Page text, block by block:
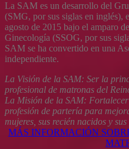
La SAM es un desarrollo del
(SMG, por sus siglas en inglés),
agosto de 2015 bajo el amparo
Ginecología (SSOG, por sus
SAM se ha convertido en una
independiente.
La Visión de la SAM: Ser la
profesional de matronas del
La Misión de la SAM:
profesión de partería para
mujeres, sus recién nacidos y
MÁS INFORMACIÓN